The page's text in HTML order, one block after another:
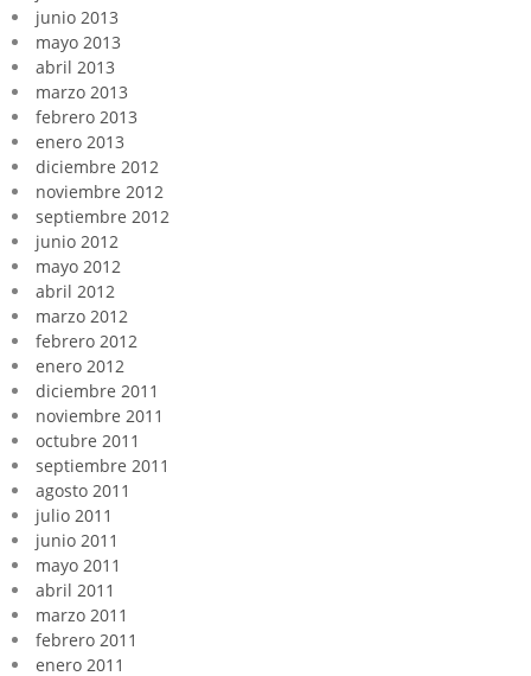
junio 2013
mayo 2013
abril 2013
marzo 2013
febrero 2013
enero 2013
diciembre 2012
noviembre 2012
septiembre 2012
junio 2012
mayo 2012
abril 2012
marzo 2012
febrero 2012
enero 2012
diciembre 2011
noviembre 2011
octubre 2011
septiembre 2011
agosto 2011
julio 2011
junio 2011
mayo 2011
abril 2011
marzo 2011
febrero 2011
enero 2011